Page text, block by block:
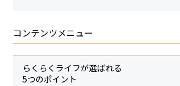
コンテンツメニュー
らくらくライフが選ばれる
5つのポイント